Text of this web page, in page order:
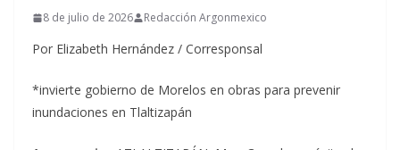
8 de julio de 2026 Redacción Argonmexico
Por Elizabeth Hernández / Corresponsal
*invierte gobierno de Morelos en obras para prevenir
inundaciones en Tlaltizapán